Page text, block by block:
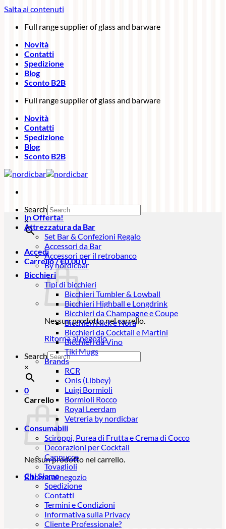
Salta ai contenuti
Full range supplier of glass and barware
Novità
Contatti
Spedizione
Blog
Sconto B2B
Full range supplier of glass and barware
Novità
Contatti
Spedizione
Blog
Sconto B2B
Search
×
Accedi
Carrello /€0,000
Nessun prodotto nel carrello.
Ritorna al negozio
Search
×
0
Carrello
Nessun prodotto nel carrello.
Ritorna al negozio
In Offerta!
Attrezzatura da Bar
Set Bar & Confezioni Regalo
Accessori da Bar
Accessori per il retrobanco
By nordicbar
Bicchieri
Tipi di bicchieri
Bicchieri Tumbler & Lowball
Bicchieri Highball e Longdrink
Bicchieri da Champagne e Coupe
Bicchieri Nick e Nora
Bicchieri da Cocktail e Martini
Bicchieri da Vino
Tiki Mugs
Brands
RCR
Onis (Libbey)
Luigi Bormioli
Bormioli Rocco
Royal Leerdam
Vetreria by nordicbar
Consumabili
Sciroppi, Purea di Frutta e Crema di Cocco
Decorazioni per Cocktail
Cannucce
Tovaglioli
Chi Siamo
Spedizione
Contatti
Termini e Condizioni
Informativa sulla Privacy
Cliente Professionale?